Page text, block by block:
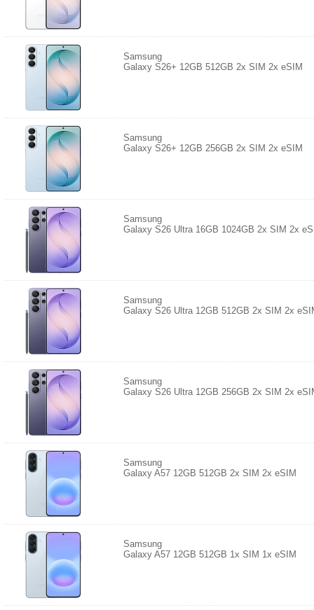
Samsung
Galaxy S26+ 12GB 512GB 2x SIM 2x eSIM
Samsung
Galaxy S26+ 12GB 256GB 2x SIM 2x eSIM
Samsung
Galaxy S26 Ultra 16GB 1024GB 2x SIM 2x
Samsung
Galaxy S26 Ultra 12GB 512GB 2x SIM 2x
Samsung
Galaxy S26 Ultra 12GB 256GB 2x SIM 2x
Samsung
Galaxy A57 12GB 512GB 2x SIM 2x eSIM
Samsung
Galaxy A57 12GB 512GB 1x SIM 1x eSIM